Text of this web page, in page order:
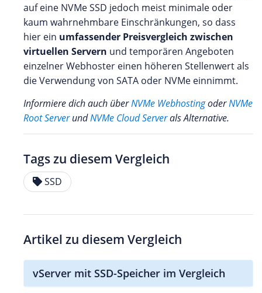
auf eine NVMe SSD jedoch meist minimale oder
kaum wahrnehmbare Einschränkungen, so dass
hier ein umfassender Preisvergleich zwischen
virtuellen Servern und temporären Angeboten
einzelner Webhoster einen höheren Stellenwert als
die Verwendung von SATA oder NVMe einnimmt.
Informiere dich auch überNVMe WebhostingoderNVMe
Root ServerundNVMe Cloud Serverals Alternative.
Tags zu diesem Vergleich
SSD
Artikel zu diesem Vergleich
vServer mit SSD-Speicher im Vergleich